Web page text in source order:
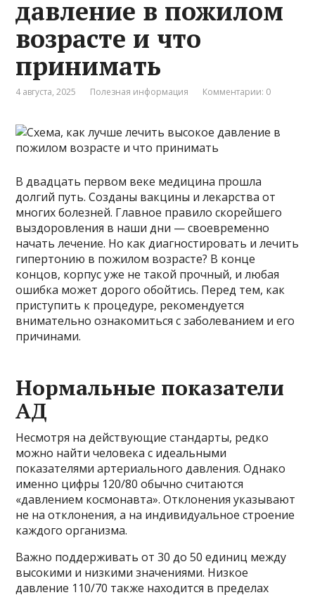
давление в пожилом
возрасте и что
принимать
4 августа, 2025 Полезная информация Комментарии: 0
В двадцать первом веке медицина прошла
долгий путь. Созданы вакцины и лекарства от
многих болезней. Главное правило скорейшего
выздоровления в наши дни — своевременно
начать лечение. Но как диагностировать и лечить
гипертонию в пожилом возрасте? В конце
концов, корпус уже не такой прочный, и любая
ошибка может дорого обойтись. Перед тем, как
приступить к процедуре, рекомендуется
внимательно ознакомиться с заболеванием и его
причинами.
Нормальные показатели
АД
Несмотря на действующие стандарты, редко
можно найти человека с идеальными
показателями артериального давления. Однако
именно цифры 120/80 обычно считаются
«давлением космонавта». Отклонения указывают
не на отклонения, а на индивидуальное строение
каждого организма.
Важно поддерживать от 30 до 50 единиц между
высокими и низкими значениями. Низкое
давление 110/70 также находится в пределах